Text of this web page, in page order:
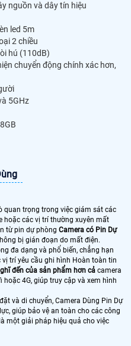
nguồn và dây tín hiệu
led 5m
2 chiều
hú (110dB)
chuyển động chính xác hơn,
5GHz
quan trọng trong việc giám sát các
hoặc các vị trí thường xuyên mất
từ pin dự phòng Camera có Pin Dự
bị gián đoạn do mất điện.
đa dạng và phổ biến, chẳng hạn
trí yêu cầu ghi hình Hoàn toàn tin
đến của sản phẩm hơn cả camera
4G, giúp truy cập và xem hình
và di chuyển, Camera Dùng Pin Dự
giúp bảo vệ an toàn cho các công
một giải pháp hiệu quả cho việc